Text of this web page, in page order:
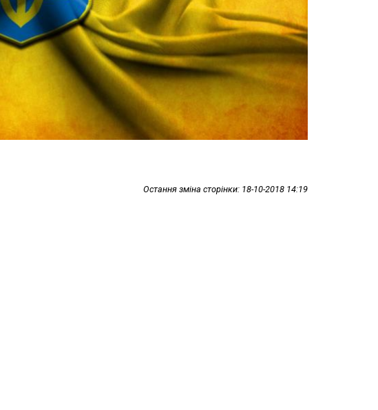
Остання зміна сторінки: 18-10-2018 14:19